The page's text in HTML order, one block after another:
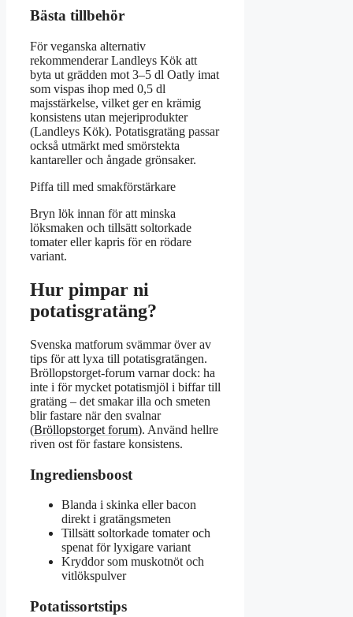
Bästa tillbehör
För veganska alternativ
rekommenderar Landleys Kök att
byta ut grädden mot 3–5 dl Oatly imat
som vispas ihop med 0,5 dl
majsstärkelse, vilket ger en krämig
konsistens utan mejeriprodukter
(Landleys Kök). Potatisgratäng passar
också utmärkt med smörstekta
kantareller och ångade grönsaker.
Piffa till med smakförstärkare
Bryn lök innan för att minska
löksmaken och tillsätt soltorkade
tomater eller kapris för en rödare
variant.
Hur pimpar ni
potatisgratäng?
Svenska matforum svämmar över av
tips för att lyxa till potatisgratängen.
Bröllopstorget-forum varnar dock: ha
inte i för mycket potatismjöl i biffar till
gratäng – det smakar illa och smeten
blir fastare när den svalnar
(Bröllopstorget forum). Använd hellre
riven ost för fastare konsistens.
Ingrediensboost
Blanda i skinka eller bacon
direkt i gratängsmeten
Tillsätt soltorkade tomater och
spenat för lyxigare variant
Kryddor som muskotnöt och
vitlökspulver
Potatissortstips